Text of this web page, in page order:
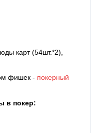
карт (54шт.*2),
фишек - покерный
в покер: